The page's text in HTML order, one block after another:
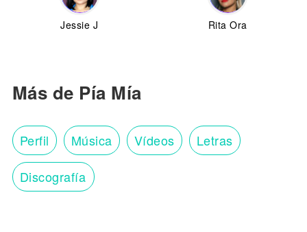
Jessie J Rita Ora
Más de Pía Mía
Perfil Música Vídeos Letras
Discografía